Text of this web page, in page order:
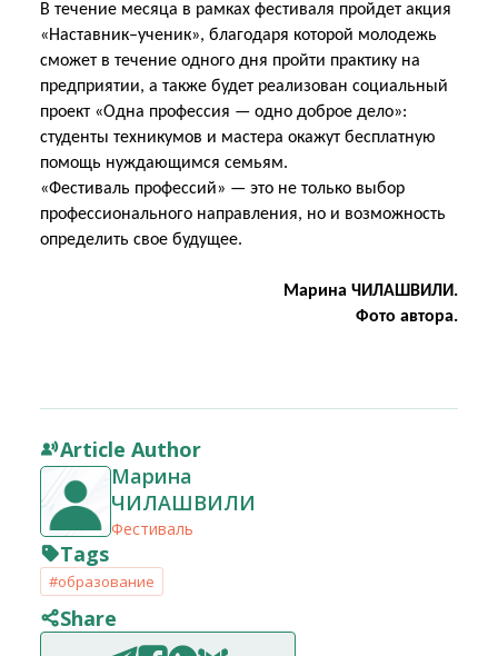
В течение месяца в рамках фестиваля пройдет акция
«Наставник–ученик», благодаря которой молодежь
сможет в течение одного дня пройти практику на
предприятии, а также будет реализован социальный
проект «Одна профессия — одно доброе дело»:
студенты техникумов и мастера окажут бесплатную
помощь нуждающимся семьям.
«Фестиваль профессий» — это не только выбор
профессионального направления, но и возможность
определить свое будущее.
Марина ЧИЛАШВИЛИ.
Фото автора.
Article Author
Марина
ЧИЛАШВИЛИ
Фестиваль
Tags
#образование
Share